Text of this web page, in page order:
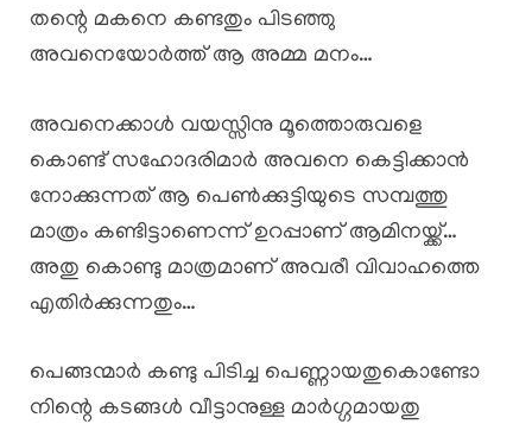
തന്റെ മകനെ കണ്ടതും പിടഞ്ഞു
അവനെയോർത്ത് ആ അമ്മ മനം…
അവനെക്കാൾ വയസ്സിനു മൂത്തൊരുവളെ
കൊണ്ട് സഹോദരിമാർ അവനെ കെട്ടിക്കാൻ
നോക്കുന്നത് ആ പെൺക്കുട്ടിയുടെ സമ്പത്തു
മാത്രം കണ്ടിട്ടാണെന്ന് ഉറപ്പാണ് ആമിനയ്ക്ക്…
അതു കൊണ്ടു മാത്രമാണ് അവരീ വിവാഹത്തെ
എതിർക്കുന്നതും…
പെങ്ങന്മാർ കണ്ടു പിടിച്ച പെണ്ണായതുകൊണ്ടോ
നിന്റെ കടങ്ങൾ വീട്ടാനുള്ള മാർഗ്ഗമായതു